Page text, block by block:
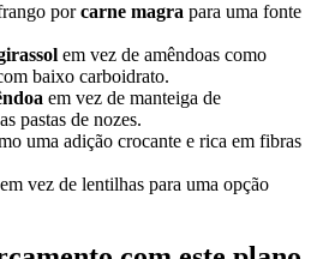
porcarne magra para uma fonte
em vez de amêndoas como
baixo carboidrato.
em vez de manteiga de
pastas de nozes.
uma adição crocante e rica em fibras
em vez de lentilhas para uma opção